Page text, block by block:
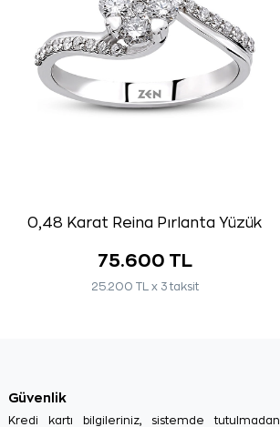
0,48 Karat Reina Pırlanta Yüzük
75.600 TL
25.200 TL x 3 taksit
Güvenlik
Kredi kartı bilgileriniz, sistemde tutulmadan